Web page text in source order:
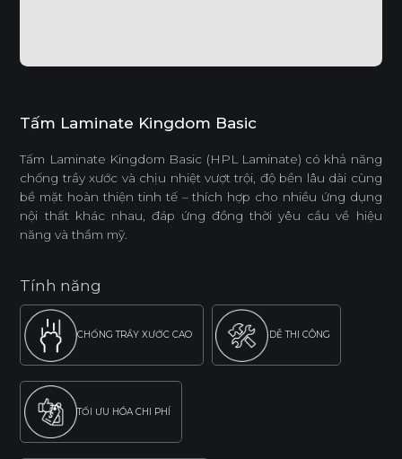
Tấm Laminate Kingdom Basic
Tấm Laminate Kingdom Basic (HPL Laminate) có khả năng
chống trầy xước và chịu nhiệt vượt trội, độ bền lâu dài cùng
bề mặt hoàn thiện tinh tế – thích hợp cho nhiều ứng dụng
nội thất khác nhau, đáp ứng đồng thời yêu cầu về hiệu
năng và thẩm mỹ.
Tính năng
CHỐNG TRẦY XƯỚC CAO DỄ THI CÔNG
TỐI ƯU HÓA CHI PHÍ